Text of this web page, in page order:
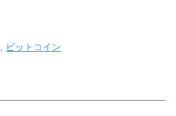
ビットコイン